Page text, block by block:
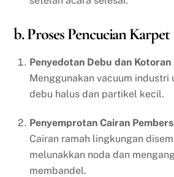
b. Proses Pencucian Karpet
Penyedotan Debu dan Kotoran
Menggunakan vacuum industri
debu halus dan partikel kecil.
Penyemprotan Cairan
Cairan ramah lingkungan
melunakkan noda dan
membandel.